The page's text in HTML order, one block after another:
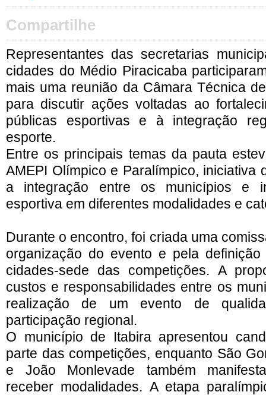
Compartilhe
Representantes das secretarias
cidades do Médio Piracicaba
mais uma reunião da Câmara Técnica
para discutir ações voltadas ao
públicas esportivas e à integração
esporte.
Entre os principais temas da pauta
AMEPI Olímpico e Paralímpico, iniciativa
a integração entre os municípios e
esportiva em diferentes modalidades e
Durante o encontro, foi criada uma
organização do evento e pela
cidades-sede das competições. A
custos e responsabilidades entre os
realização de um evento de
participação regional.
O município de Itabira apresentou
parte das competições, enquanto São
e João Monlevade também
receber modalidades. A etapa